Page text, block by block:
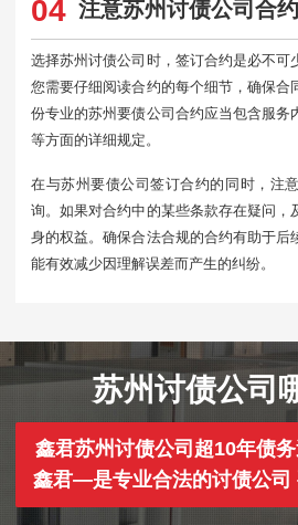
04 注意苏州讨债公司合
选择苏州讨债公司时，签订合约是必不可
您需要仔细阅读合约的每个细节，确保合
份专业的苏州要债公司合约应当包含服务
等方面的详细规定。
在与苏州要债公司签订合约的同时，注
询。如果对合约中的某些条款存在疑问，
身的权益。确保合法合规的合约有助于后
能有效减少因理解误差而产生的纠纷。
苏州讨债公司
鑫君苏州讨债公司超10年债
鑫君—是专业合法的讨债公司